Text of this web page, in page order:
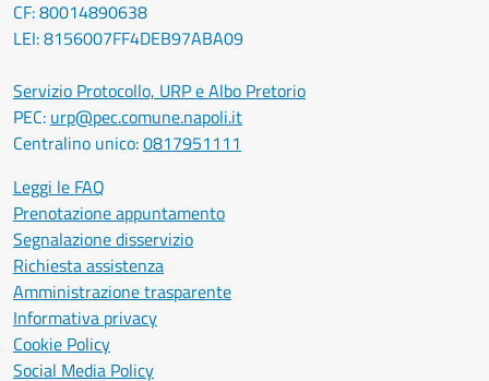
CF: 80014890638
LEI: 8156007FF4DEB97ABA09
Servizio Protocollo, URP e Albo Pretorio
PEC: urp@pec.comune.napoli.it
Centralino unico:0817951111
Leggi le FAQ
Prenotazione appuntamento
Segnalazione disservizio
Richiesta assistenza
Amministrazione trasparente
Informativa privacy
Cookie Policy
Social Media Policy